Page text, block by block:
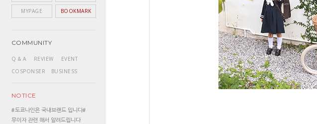
MYPAGE BOOKMARK
COMMUNITY
Q & A REVIEW
EVENT
COSPONSER
BUSINESS
NOTICE
#도쿄나인은 국내브랜드 입니다#
무이자 관련 해서 알려드립니다